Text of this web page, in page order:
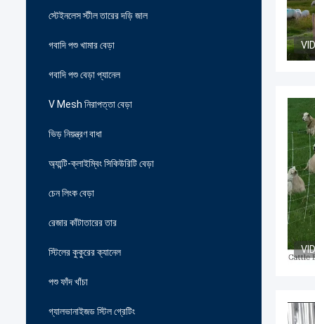
স্টেইনলেস স্টীল তারের দড়ি জাল
গবাদি পশু খামার বেড়া
গবাদি পশু বেড়া প্যানেল
V Mesh নিরাপত্তা বেড়া
ভিড় নিয়ন্ত্রণ বাধা
অ্যান্টি-ক্লাইম্বিং সিকিউরিটি বেড়া
চেন লিংক বেড়া
রেজার কাঁটাতারের তার
স্টিলের কুকুরের ক্যানেল
পশু ফাঁদ খাঁচা
গ্যালভানাইজড স্টিল গ্রেটিং